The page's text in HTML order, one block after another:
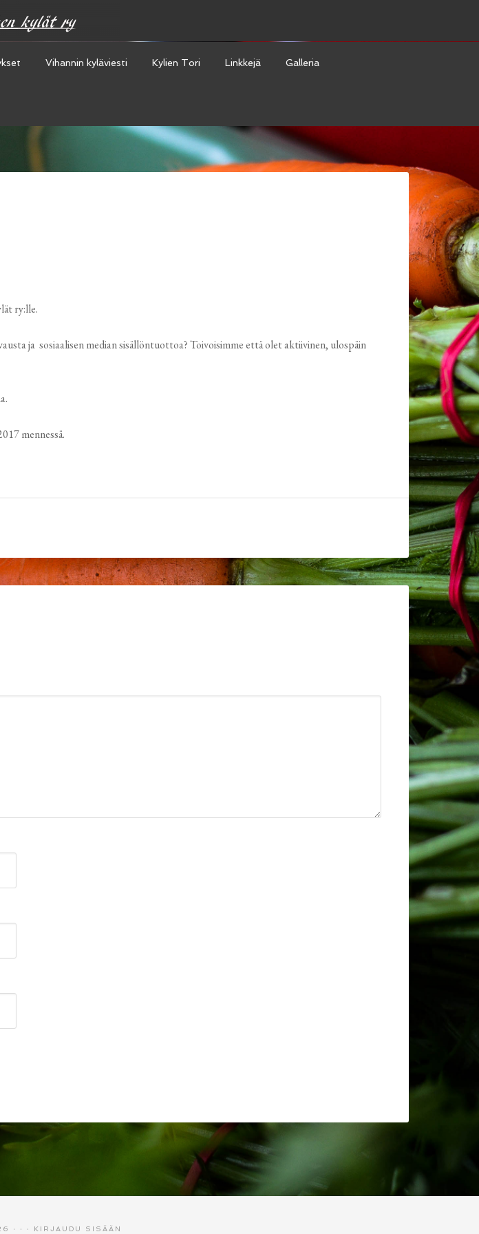
Vihannin kyläviesti Kylien Tori Linkkejä Galleria
ry:lle.
ja sosiaalisen median sisällöntuottoa? Toivoisimme että olet aktiivinen, ulospäin
mennessä.
· · · KIRJAUDU SISÄÄN